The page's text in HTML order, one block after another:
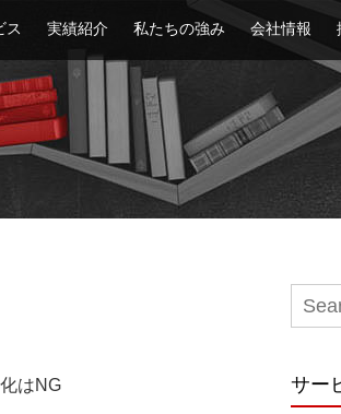
ス 実績紹介 私たちの強み 会社情報
はNG サー